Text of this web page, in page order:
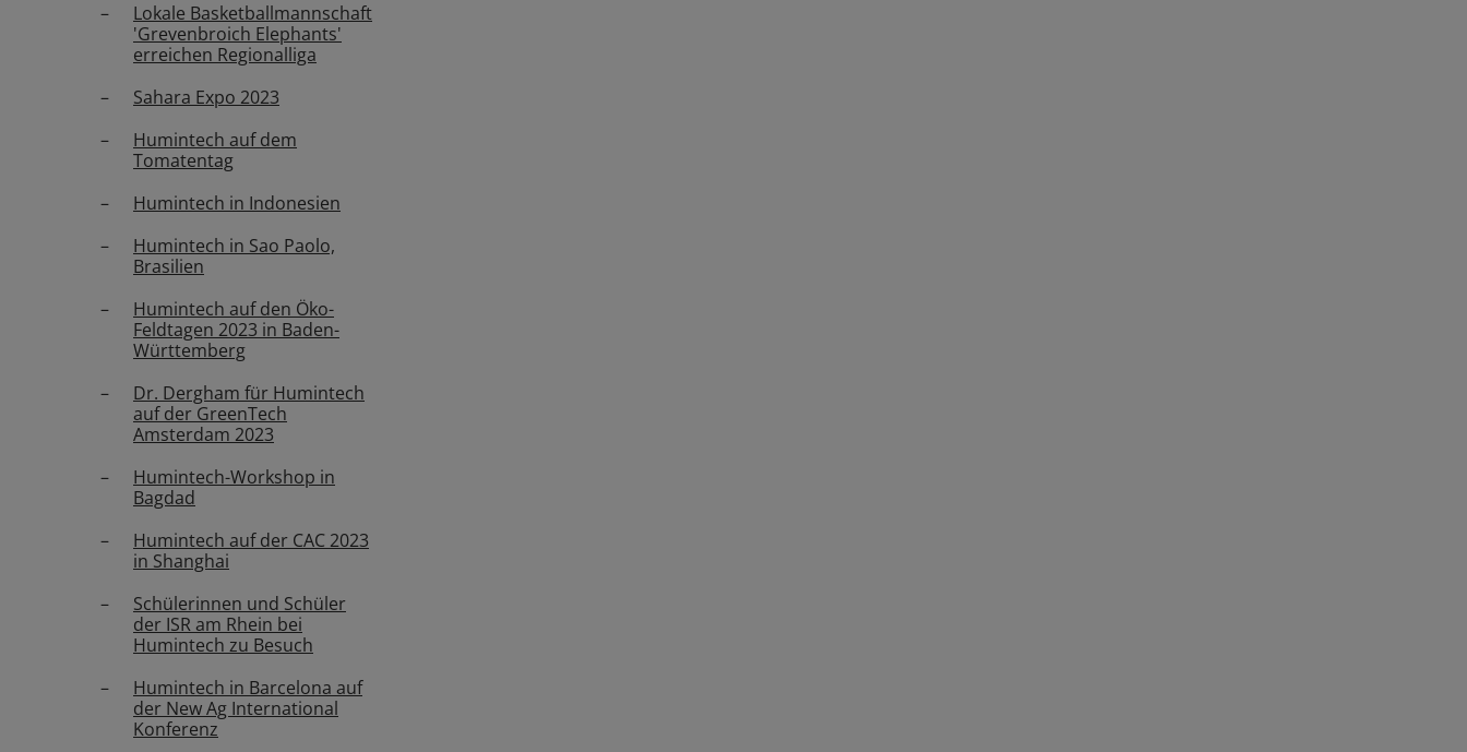
Lokale Basketballmannschaft
'Grevenbroich Elephants'
erreichen Regionalliga
Sahara Expo 2023
Humintech auf dem
Tomatentag
Humintech in Indonesien
Humintech in Sao Paolo,
Brasilien
Humintech auf den Öko-
Feldtagen 2023 in Baden-
Württemberg
Dr. Dergham für Humintech
auf der GreenTech
Amsterdam 2023
Humintech-Workshop in
Bagdad
Humintech auf der CAC 2023
in Shanghai
Schülerinnen und Schüler
der ISR am Rhein bei
Humintech zu Besuch
Humintech in Barcelona auf
der New Ag International
Konferenz